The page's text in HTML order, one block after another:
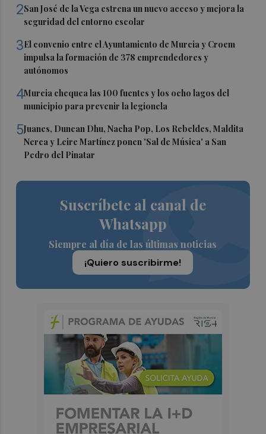
2San José de la Vega estrena un nuevo acceso y mejora la
seguridad del entorno escolar
3El convenio entre el Ayuntamiento de Murcia y Croem
impulsa la formación de 378 emprendedores y
autónomos
4Murcia chequea las 100 fuentes y los ocho lagos del
municipio para prevenir la legionela
5Juanes, Duncan Dhu, Nacha Pop, Los Rebeldes, Maldita
Nerea y Leire Martínez ponen 'Sal de Música' a San
Pedro del Pinatar
Suscríbete al canal de
Whatsapp
Siempre al día de las últimas noticias
¡Quiero suscribirme!